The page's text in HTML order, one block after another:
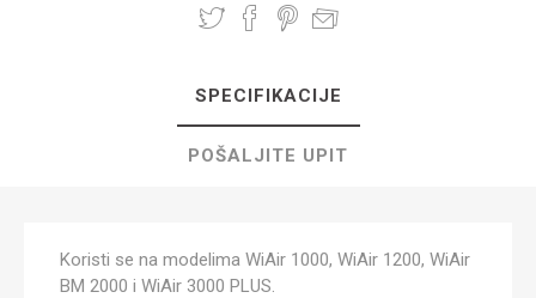
SPECIFIKACIJE
POŠALJITE UPIT
Koristi se na modelima WiAir 1000, WiAir 1200, WiAir
BM 2000 i WiAir 3000 PLUS.